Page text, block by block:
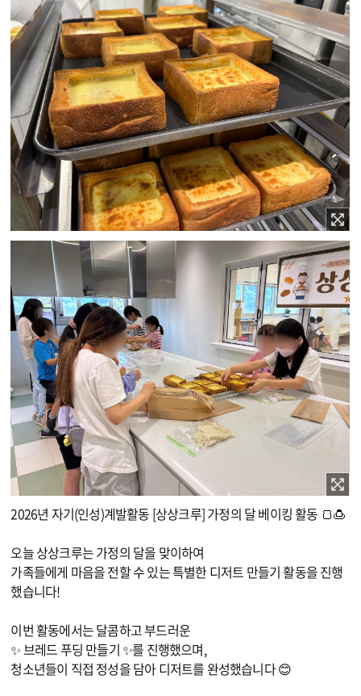
이미지 확대보기
이미지 확대보기
2026년 자기(인성)계발활동 [상상크루] 가정의 달 베이킹 활동 🍞🍮
오늘 상상크루는 가정의 달을 맞이하여
가족들에게 마음을 전할 수 있는 특별한 디저트 만들기 활동을 진행
했습니다!
이번 활동에서는 달콤하고 부드러운
✨ 브레드 푸딩 만들기 ✨를 진행했으며,
청소년들이 직접 정성을 담아 디저트를 완성했습니다 😊